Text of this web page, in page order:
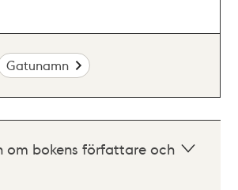
Gatunamn
om bokens författare och